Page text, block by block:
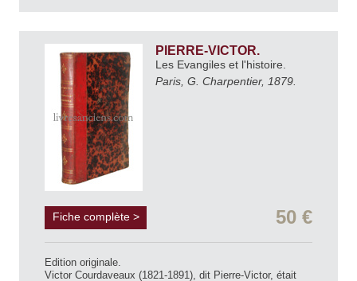
PIERRE-VICTOR.
Les Evangiles et l'histoire.
Paris, G. Charpentier, 1879.
Fiche complète > 50 €
Edition originale.
Victor Courdaveaux (1821-1891), dit Pierre-Victor, était